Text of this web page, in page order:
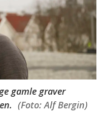
gamle graver
(Foto: Alf Bergin)